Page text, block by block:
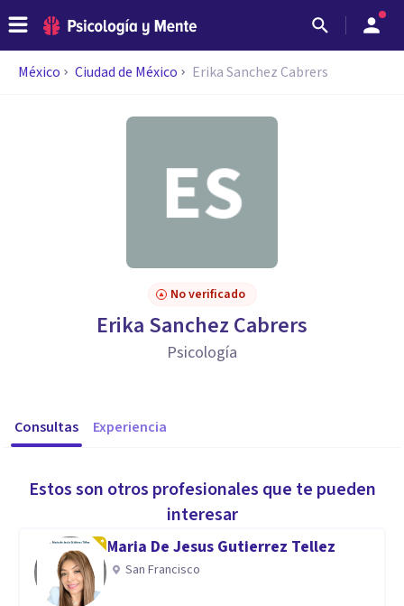
México Ciudad de México Erika Sanchez Cabrers
No verificado
Erika Sanchez Cabrers
Psicología
Consultas Experiencia
Estos son otros profesionales que te pueden
interesar
Maria De Jesus Gutierrez Tellez
San Francisco